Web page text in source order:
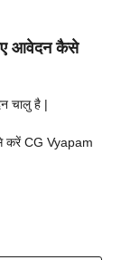
आवेदन कैसे
चालु है |
करें CG Vyapam